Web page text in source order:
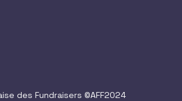
des Fundraisers ©AFF2024